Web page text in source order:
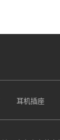
耳机插座